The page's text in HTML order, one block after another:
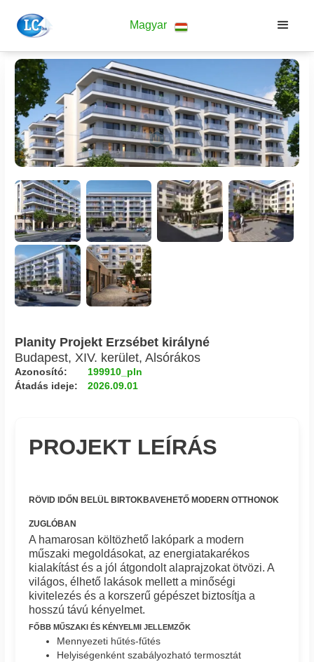
Magyar
Planity Projekt Erzsébet királyné
Budapest, XIV. kerület, Alsórákos
Azonosító:
199910_pln
Átadás ideje:
2026.09.01
PROJEKT LEÍRÁS
RÖVID IDŐN BELÜL BIRTOKBAVEHETŐ MODERN OTTHONOK
ZUGLÓBAN
A hamarosan költözhető lakópark a modern
műszaki megoldásokat, az energiatakarékos
kialakítást és a jól átgondolt alaprajzokat ötvözi. A
világos, élhető lakások mellett a minőségi
kivitelezés és a korszerű gépészet biztosítja a
hosszú távú kényelmet.
FŐBB MŰSZAKI ÉS KÉNYELMI JELLEMZŐK
Mennyezeti hűtés-fűtés
Helyiségenként szabályozható termosztát